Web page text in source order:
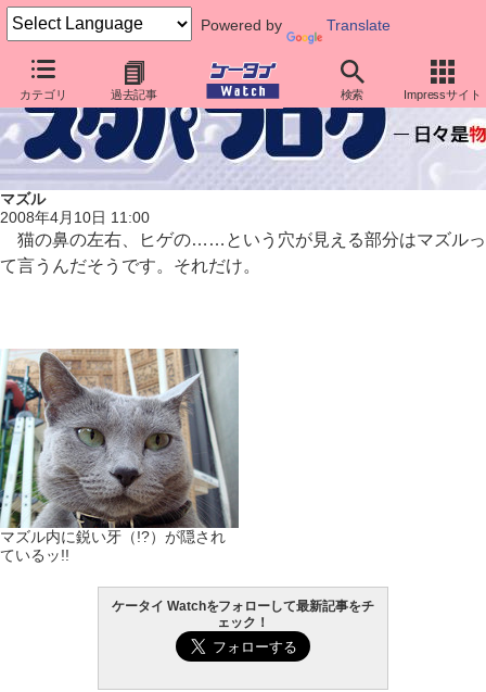
Powered by Translate
カテゴリ 過去記事 検索 Impressサイト
マズル
2008年4月10日 11:00
猫の鼻の左右、ヒゲの……という穴が見える部分はマズルっ
て言うんだそうです。それだけ。
マズル内に鋭い牙（!?）が隠され
ているッ!!
ケータイ Watchをフォローして最新記事をチ
ェック！